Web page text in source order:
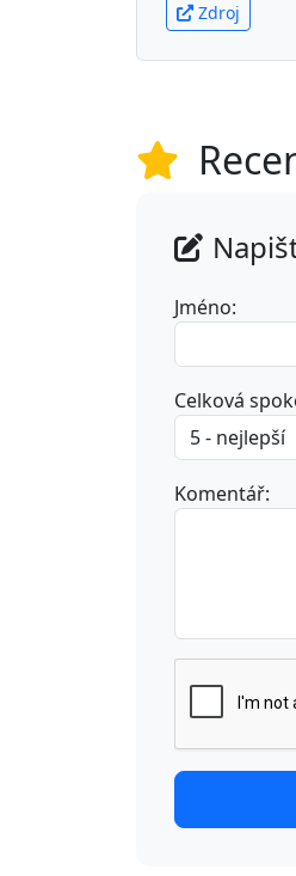
Zdroj
Jméno:
Celková
Komentář: